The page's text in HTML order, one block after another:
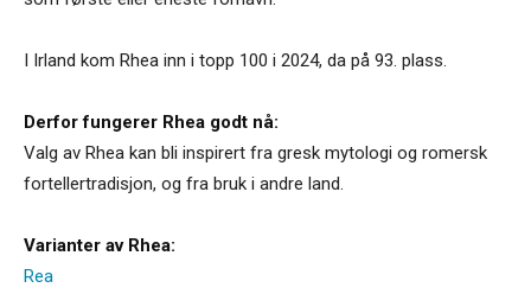
I Irland kom Rhea inn i topp 100 i 2024, da på 93. plass.
Derfor fungerer Rhea godt nå:
Valg av Rhea kan bli inspirert fra gresk mytologi og romersk
fortellertradisjon, og fra bruk i andre land.
Varianter av Rhea:
Rea